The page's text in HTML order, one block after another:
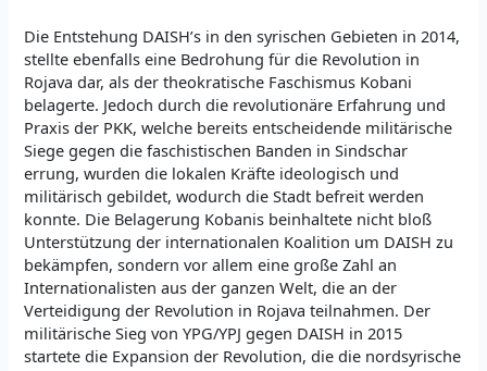
Die Entstehung DAISH’s in den syrischen Gebieten in 2014,
stellte ebenfalls eine Bedrohung für die Revolution in
Rojava dar, als der theokratische Faschismus Kobani
belagerte. Jedoch durch die revolutionäre Erfahrung und
Praxis der PKK, welche bereits entscheidende militärische
Siege gegen die faschistischen Banden in Sindschar
errung, wurden die lokalen Kräfte ideologisch und
militärisch gebildet, wodurch die Stadt befreit werden
konnte. Die Belagerung Kobanis beinhaltete nicht bloß
Unterstützung der internationalen Koalition um DAISH zu
bekämpfen, sondern vor allem eine große Zahl an
Internationalisten aus der ganzen Welt, die an der
Verteidigung der Revolution in Rojava teilnahmen. Der
militärische Sieg von YPG/YPJ gegen DAISH in 2015
startete die Expansion der Revolution, die die nordsyrische